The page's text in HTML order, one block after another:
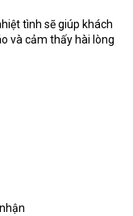
tình sẽ giúp khách
và cảm thấy hài lòng